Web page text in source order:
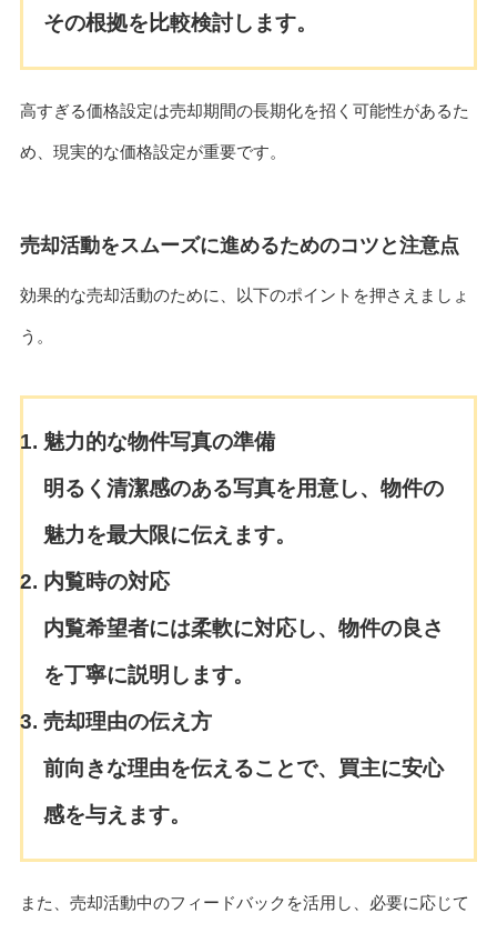
その根拠を比較検討します。
高すぎる価格設定は売却期間の長期化を招く可能性があるた
め、現実的な価格設定が重要です。
売却活動をスムーズに進めるためのコツと注意点
効果的な売却活動のために、以下のポイントを押さえましょ
う。
魅力的な物件写真の準備
明るく清潔感のある写真を用意し、物件の
魅力を最大限に伝えます。
内覧時の対応
内覧希望者には柔軟に対応し、物件の良さ
を丁寧に説明します。
売却理由の伝え方
前向きな理由を伝えることで、買主に安心
感を与えます。
また、売却活動中のフィードバックを活用し、必要に応じて